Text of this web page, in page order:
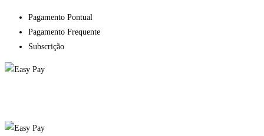
Pagamento Pontual
Pagamento Frequente
Subscrição